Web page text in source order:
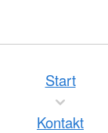
Start
Kontakt